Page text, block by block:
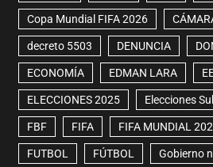
Copa Mundial FIFA 2026
decreto 5503 DENUNCIA
ECONOMÍA EDMAN LARA
ELECCIONES 2025 Elecciones
FBF FIFA FIFA MUNDIAL
FUTBOL FÚTBOL Gobierno